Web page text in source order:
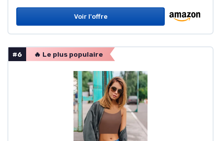
Voir l'offre
#6 🔥 Le plus populaire